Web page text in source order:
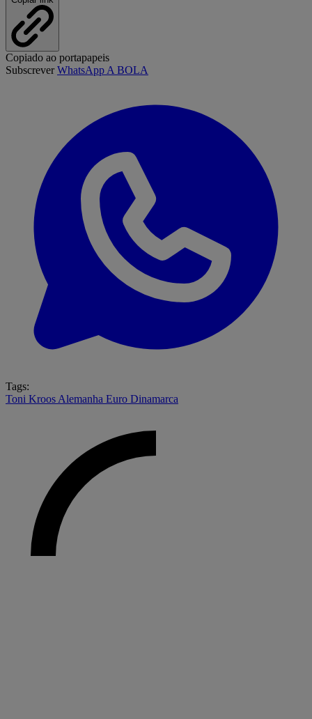
Copiado ao portapapeis
SubscreverWhatsApp A BOLA
Tags:
Toni Kroos Alemanha Euro Dinamarca